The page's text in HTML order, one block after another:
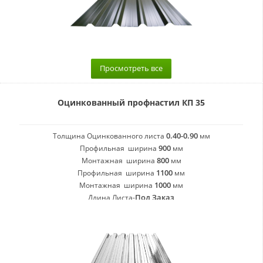
Просмотреть все
Оцинкованный профнастил КП 35
Толщина Оцинкованного листа 0.40-0.90мм
Профильная ширина 900мм
Монтажная ширина 800 мм
Профильная ширина 1100 мм
Монтажная ширина 1000 мм
Длина Листа-Под Заказ